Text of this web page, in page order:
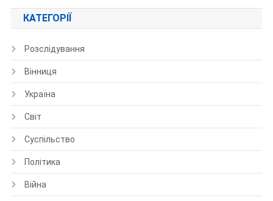
КАТЕГОРІЇ
Розслідування
Вінниця
Україна
Світ
Суспільство
Політика
Війна